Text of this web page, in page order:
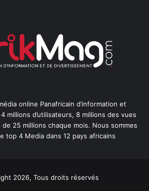
online Panafricain d’information et
millions d’utilisateurs, 8 millions des vues
25 millions chaque mois. Nous sommes
top 4 Media dans 12 pays africains
2026, Tous droits réservés